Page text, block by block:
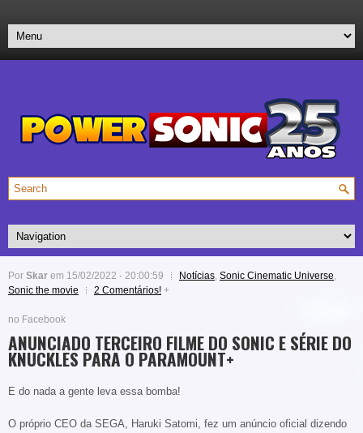
Por Skar em 15/02/2022 - 20:00:59 Notícias, Sonic Cinematic Universe,
Sonic the movie
2 Comentários! +
no Facebook
ANUNCIADO TERCEIRO FILME DO SONIC E SÉRIE DO
KNUCKLES PARA O PARAMOUNT+
E do nada a gente leva essa bomba!
O próprio CEO da SEGA, Haruki Satomi, fez um anúncio oficial dizendo